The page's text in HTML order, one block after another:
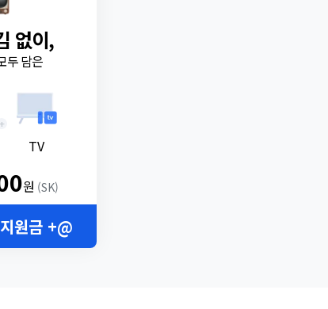
없이,
두 담은
+
TV
원 (SK)
원금 +@